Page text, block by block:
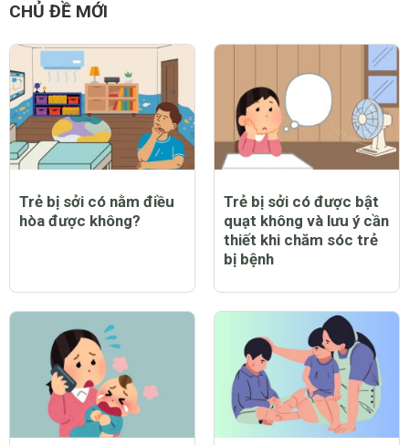
CHỦ ĐỀ MỚI
Trẻ bị sởi có nằm điều
hòa được không?
Trẻ bị sởi có được bật
quạt không và lưu ý cần
thiết khi chăm sóc trẻ
bị bệnh